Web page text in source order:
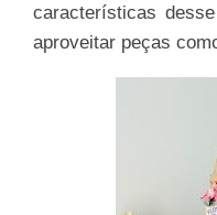
características
aproveitar peças